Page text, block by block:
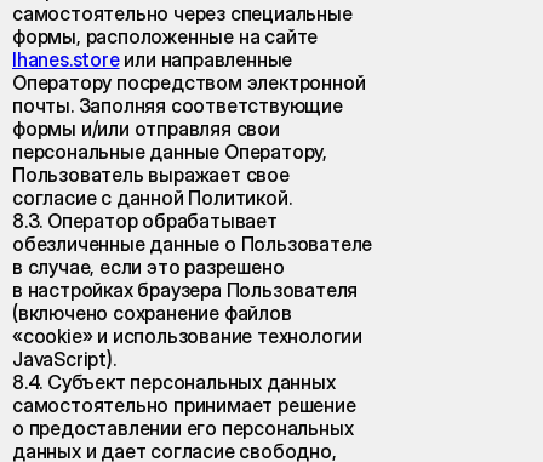
самостоятельно через специальные
формы, расположенные на сайте
lhanes.storeили направленные
Оператору посредством электронной
почты. Заполняя соответствующие
формы и/или отправляя свои
персональные данные Оператору,
Пользователь выражает свое
согласие с данной Политикой.
8.3. Оператор обрабатывает
обезличенные данные о Пользователе
в случае, если это разрешено
в настройках браузера Пользователя
(включено сохранение файлов
«cookie» и использование технологии
JavaScript).
8.4. Субъект персональных данных
самостоятельно принимает решение
о предоставлении его персональных
данных и дает согласие свободно,